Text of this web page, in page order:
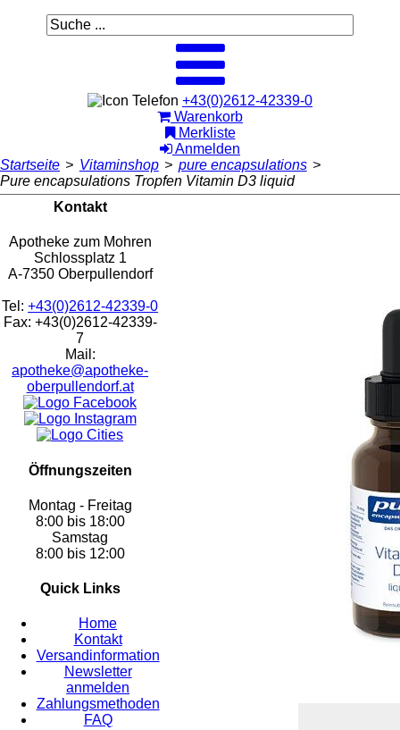
+43(0)2612-42339-0
Warenkorb
Merkliste
Anmelden
Startseite > Vitaminshop > pure encapsulations >
Pure encapsulations Tropfen Vitamin D3 liquid
Kontakt
Apotheke zum Mohren
Schlossplatz 1
A-7350 Oberpullendorf
Tel:+43(0)2612-42339-0
Fax: +43(0)2612-42339-
7
Mail:
apotheke@apotheke-
oberpullendorf.at
Öffnungszeiten
Montag - Freitag
8:00 bis 18:00
Samstag
8:00 bis 12:00
Quick Links
Home
Kontakt
Versandinformation
Newsletter
anmelden
Zahlungsmethoden
FAQ